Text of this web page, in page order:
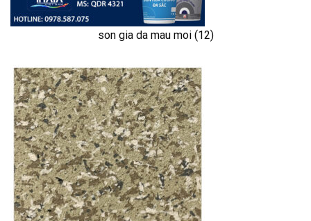
son gia da mau moi (12)